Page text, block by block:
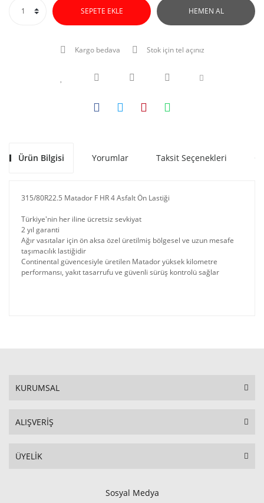
SEPETE EKLE HEMEN AL
Kargo bedava Stok için tel açınız
Ürün Bilgisi Yorumlar Taksit Seçenekleri
315/80R22.5 Matador F HR 4 Asfalt Ön Lastiği
Türkiye'nin her iline ücretsiz sevkiyat
2 yıl garanti
Ağır vasıtalar için ön aksa özel üretilmiş bölgesel ve uzun mesafe
taşımacılık lastiğidir
Continental güvencesiyle üretilen Matador yüksek kilometre
performansı, yakıt tasarrufu ve güvenli sürüş kontrolü sağlar
KURUMSAL
ALIŞVERİŞ
ÜYELİK
Sosyal Medya